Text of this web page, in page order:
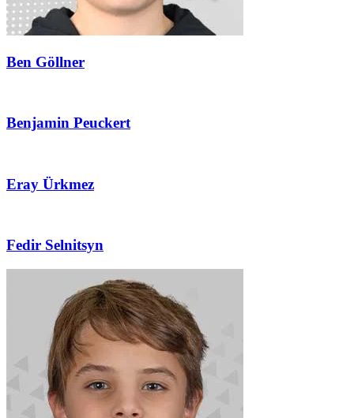
Ben Göllner
Benjamin Peuckert
Eray Ürkmez
Fedir Selnitsyn